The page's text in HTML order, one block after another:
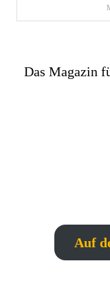
Das Magazin
Auf